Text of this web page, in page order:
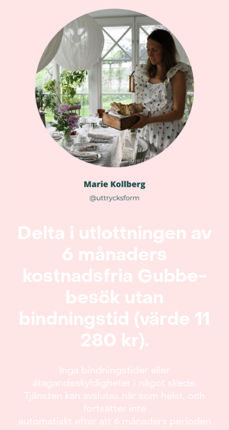
Delta i utlottningen av
6 månaders
kostnadsfria Gubbe-
besök utan
bindningstid (värde 11
280 kr).
Inga bindningstider eller
åtagandeskyldigheter i något skede.
Tjänsten kan avslutas när som helst, och
fortsätter inte
automatiskt efter att 6 månaders perioden